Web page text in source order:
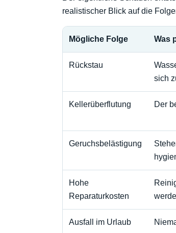
realistischer Blick auf die
Mögliche Folge Was
Rückstau
sich
Kellerüberflutung Der
Geruchsbelästigung
Hohe
Reparaturkosten
Ausfall im Urlaub